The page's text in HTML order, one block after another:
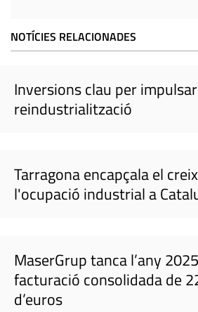
NOTÍCIES RELACIONADES
Inversions clau per
reindustrialització
Tarragona encapçala el
l'ocupació industrial a
MaserGrup tanca l’any
facturació consolidada de
d’euros